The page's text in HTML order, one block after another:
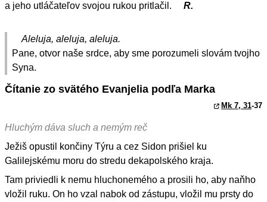
a jeho utláčateľov svojou rukou pritlačil.
R.
Aleluja, aleluja, aleluja.
Pane, otvor naše srdce, aby sme porozumeli slovám tvojho
Syna.
Čítanie zo svätého Evanjelia podľa Marka
Mk 7, 31-37
Hluchým dáva sluch a nemým reč
Ježiš opustil končiny Týru a cez Sidon prišiel ku
Galilejskému moru do stredu dekapolského kraja.
Tam priviedli k nemu hluchonemého a prosili ho, aby naňho
vložil ruku. On ho vzal nabok od zástupu, vložil mu prsty do